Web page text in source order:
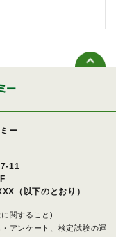
ー
11
（以下のとおり）
関すること)
アンケート、検定試験の運